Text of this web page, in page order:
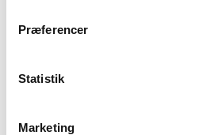
Præferencer
Statistik
Marketing